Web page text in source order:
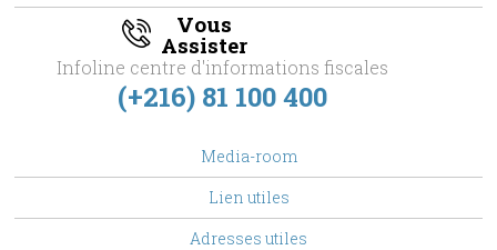
Vous
Assister
Infoline centre d'informations fiscales
(+216) 81 100 400
Media-room
Lien utiles
Adresses utiles